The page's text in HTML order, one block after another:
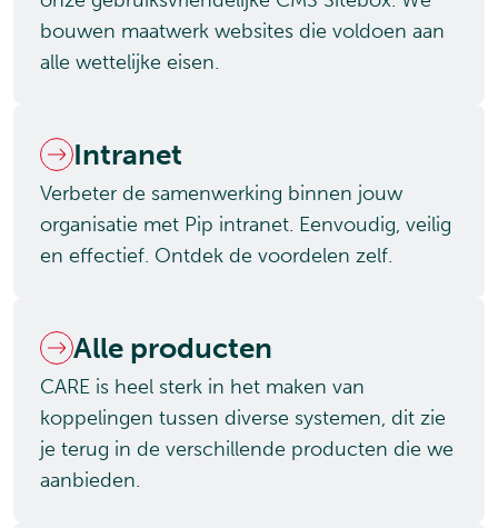
bouwen maatwerk websites die voldoen aan
alle wettelijke eisen.
Intranet
Verbeter de samenwerking binnen jouw
organisatie met Pip intranet. Eenvoudig, veilig
en effectief. Ontdek de voordelen zelf.
Alle producten
CARE is heel sterk in het maken van
koppelingen tussen diverse systemen, dit zie
je terug in de verschillende producten die we
aanbieden.